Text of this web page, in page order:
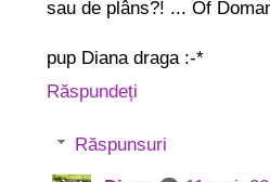
sau de plâns?! ... Of
pup Diana draga :-*
Răspundeți
Răspunsuri